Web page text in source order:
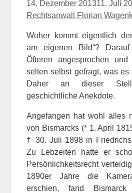
14. Dezember 201311. Juli
Rechtsanwalt Florian
Woher kommt eigentlich
am eigenen Bild“?
Öfteren angesprochen
selten selbst gefragt, was es
Daher an dieser
geschichtliche Anekdote.
Angefangen hat wohl alles
von Bismarcks (* 1. April
† 30. Juli 1898 in
Zu Lebzeiten hatte er
Persönlichkeitsrecht
1890er Jahre die
erschien, fand